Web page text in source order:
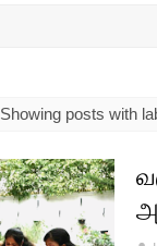
Showing posts with